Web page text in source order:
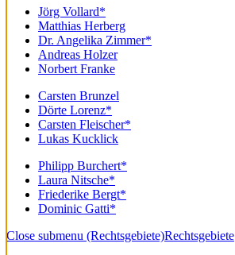
Jörg Vollard*
Matthias Herberg
Dr. Angelika Zimmer*
Andreas Holzer
Norbert Franke
Carsten Brunzel
Dörte Lorenz*
Carsten Fleischer*
Lukas Kucklick
Philipp Burchert*
Laura Nitsche*
Friederike Bergt*
Dominic Gatti*
Close submenu (Rechtsgebiete)Rechtsgebiete